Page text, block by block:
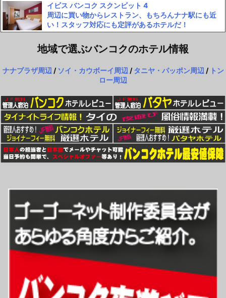
イビス バンコク スクンビット 4
周辺に買い物からレストラン、もちろんナナ駅にも近
い！スタッフ対応にも定評があるホテルだ！
地域で選ぶバンコクのホテル情報
ナナプラザ周辺 / ソイ・カウボーイ周辺 /タニヤ・パッポン周辺 / トン
ロー周辺